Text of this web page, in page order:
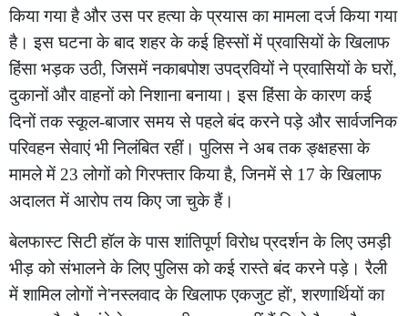
किया गया है और उस पर हत्या के प्रयास का मामला दर्ज किया गया
है। इस घटना के बाद शहर के कई हिस्सों में प्रवासियों के खिलाफ
हिंसा भड़क उठी, जिसमें नकाबपोश उपद्रवियों ने प्रवासियों के घरों,
दुकानों और वाहनों को निशाना बनाया। इस हिंसा के कारण कई
दिनों तक स्कूल-बाजार समय से पहले बंद करने पड़े और सार्वजनिक
परिवहन सेवाएं भी निलंबित रहीं। पुलिस ने अब तक ङ्क्षहसा के
मामले में 23 लोगों को गिरफ्तार किया है, जिनमें से 17 के खिलाफ
अदालत में आरोप तय किए जा चुके हैं।
बेलफास्ट सिटी हॉल के पास शांतिपूर्ण विरोध प्रदर्शन के लिए उमड़ी
भीड़ को संभालने के लिए पुलिस को कई रास्ते बंद करने पड़े। रैली
में शामिल लोगों ने'नस्लवाद के खिलाफ एकजुट हों', शरणार्थियों का